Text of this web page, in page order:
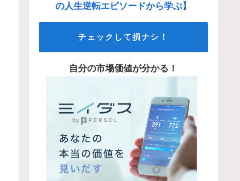
の人生逆転エピソードから学ぶ】
チェックして損ナシ！
自分の市場価値が分かる！